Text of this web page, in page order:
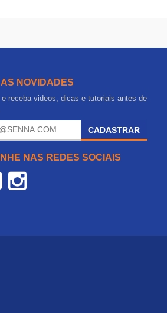
NOVIDADES
e receba videos, dicas e tutoriais antes de
CADASTRAR
NAS REDES SOCIAIS